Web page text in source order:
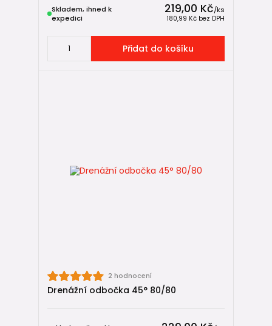
219,00 Kč/ks
180,99 Kč bez DPH
Skladem, ihned k
expedici
Přidat do košíku
2 hodnocení
Drenážní odbočka 45° 80/80